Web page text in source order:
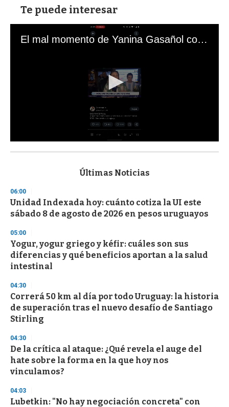
Te puede interesar
El mal momento de Yanina Gasañol con un hincha argentino en "Subrayado"
s
d
s
o
f
3
s
e
c
o
d
s
Últimas Noticias
06:00
Unidad Indexada hoy: cuánto cotiza la UI este
sábado 8 de agosto de 2026 en pesos uruguayos
05:00
Yogur, yogur griego y kéfir: cuáles son sus
diferencias y qué beneficios aportan a la salud
intestinal
04:30
Correrá 50 km al día por todo Uruguay: la historia
de superación tras el nuevo desafío de Santiago
Stirling
04:30
De la crítica al ataque: ¿Qué revela el auge del
hate sobre la forma en la que hoy nos
vinculamos?
04:03
Lubetkin: "No hay negociación concreta" con